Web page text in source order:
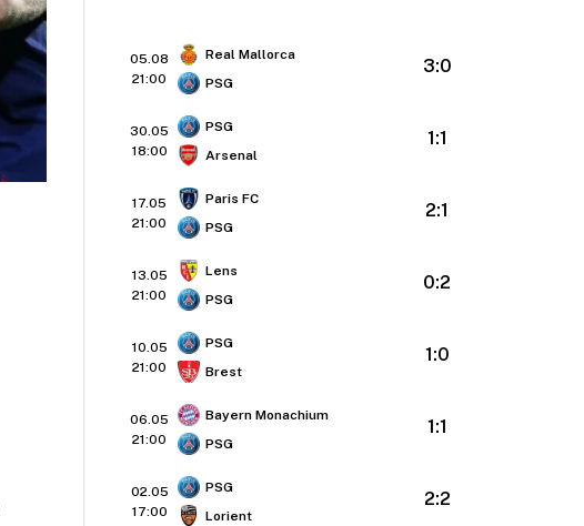
05.08
21:00
Real Mallorca
PSG
3:0
30.05
18:00
PSG
Arsenal
1:1
17.05
21:00
Paris FC
PSG
2:1
13.05
21:00
Lens
PSG
0:2
10.05
21:00
PSG
Brest
1:0
06.05
21:00
Bayern Monachium
PSG
1:1
02.05
17:00
PSG
Lorient
2:2